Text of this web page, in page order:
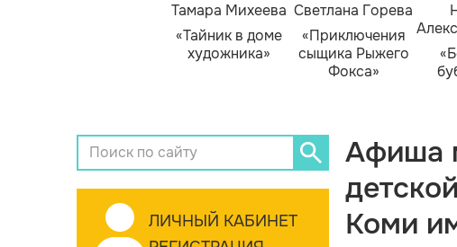
Тамара Михеева
«Тайник в доме
художника»
Светлана Горева
«Приключения
сыщика Рыжего
Фокса»
ЛИЧНЫЙ КАБИНЕТ
Афиша
Коми